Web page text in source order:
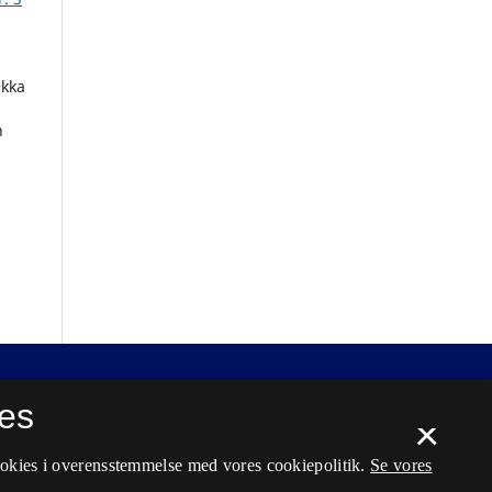
×
i overensstemmelse med vores cookiepolitik. Se vores